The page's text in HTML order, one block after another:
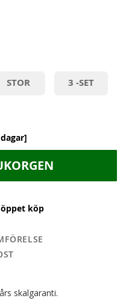
STOR 3 -SET
öppet köp
skalgaranti.